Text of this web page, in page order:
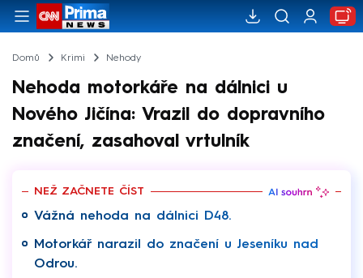
Domů Krimi Nehody
Nehoda motorkáře na dálnici u
Nového Jičína: Vrazil do dopravního
značení, zasahoval vrtulník
NEŽ ZAČNETE ČÍST
Vážná nehoda na dálnici D48.
Motorkář narazil do značení u Jeseníku nad
Odrou.